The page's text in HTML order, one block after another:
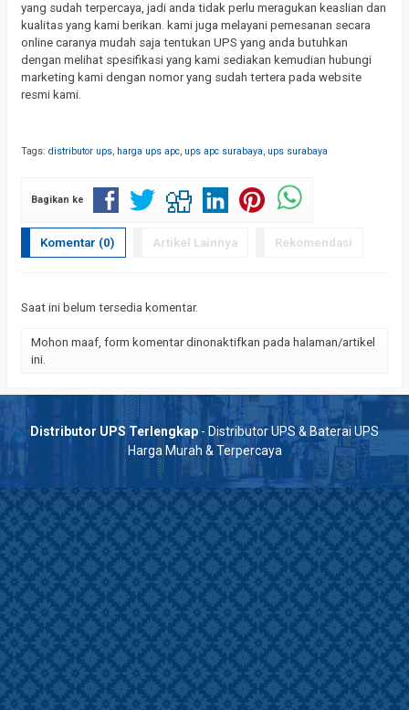
yang sudah terpercaya, jadi anda tidak perlu meragukan keaslian dan
kualitas yang kami berikan. kami juga melayani pemesanan secara
online caranya mudah saja tentukan UPS yang anda butuhkan
dengan melihat spesifikasi yang kami sediakan kemudian hubungi
marketing kami dengan nomor yang sudah tertera pada website
resmi kami.
Tags: distributor ups, harga ups apc, ups apc surabaya, ups surabaya
Bagikan ke
Komentar (0) Artikel Lainnya Rekomendasi
Saat ini belum tersedia komentar.
Mohon maaf, form komentar dinonaktifkan pada halaman/artikel
ini.
Distributor UPS Terlengkap - Distributor UPS & Baterai UPS
Harga Murah & Terpercaya